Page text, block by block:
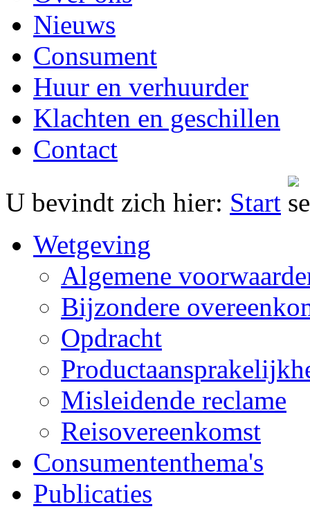
Nieuws
Consument
Huur en verhuurder
Klachten en geschillen
Contact
U bevindt zich hier: Start
Wetgeving
Algemene
Bijzondere
Opdracht
Misleidende reclame
Reisovereenkomst
Consumententhema's
Publicaties